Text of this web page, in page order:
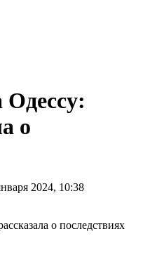
Одессу:
о
2024, 10:38